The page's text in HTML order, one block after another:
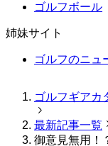
ゴルフボール
姉妹サイト
ゴルフのニュ
ゴルフギアカ
最新記事一覧
御意見無用！